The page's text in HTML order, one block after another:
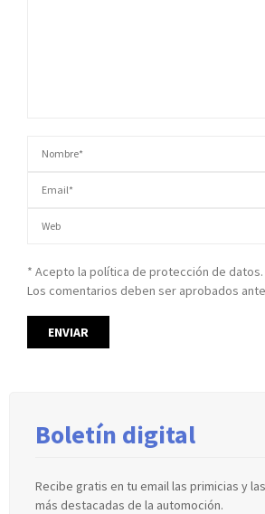
* Acepto la política de protección de datos.
Los comentarios deben ser aprobados
Boletín digital
Recibe gratis en tu email las primicias y
más destacadas de la automoción.